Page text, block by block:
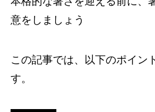
意をしましょう
この記事では、以下のポイン
す。